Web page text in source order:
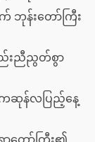
ဘုန်းတော်ကြီး
ည်းညီညွတ်စွာ
ကဆုန်လပြည့်နေ့
ာတော်ကြီး၏